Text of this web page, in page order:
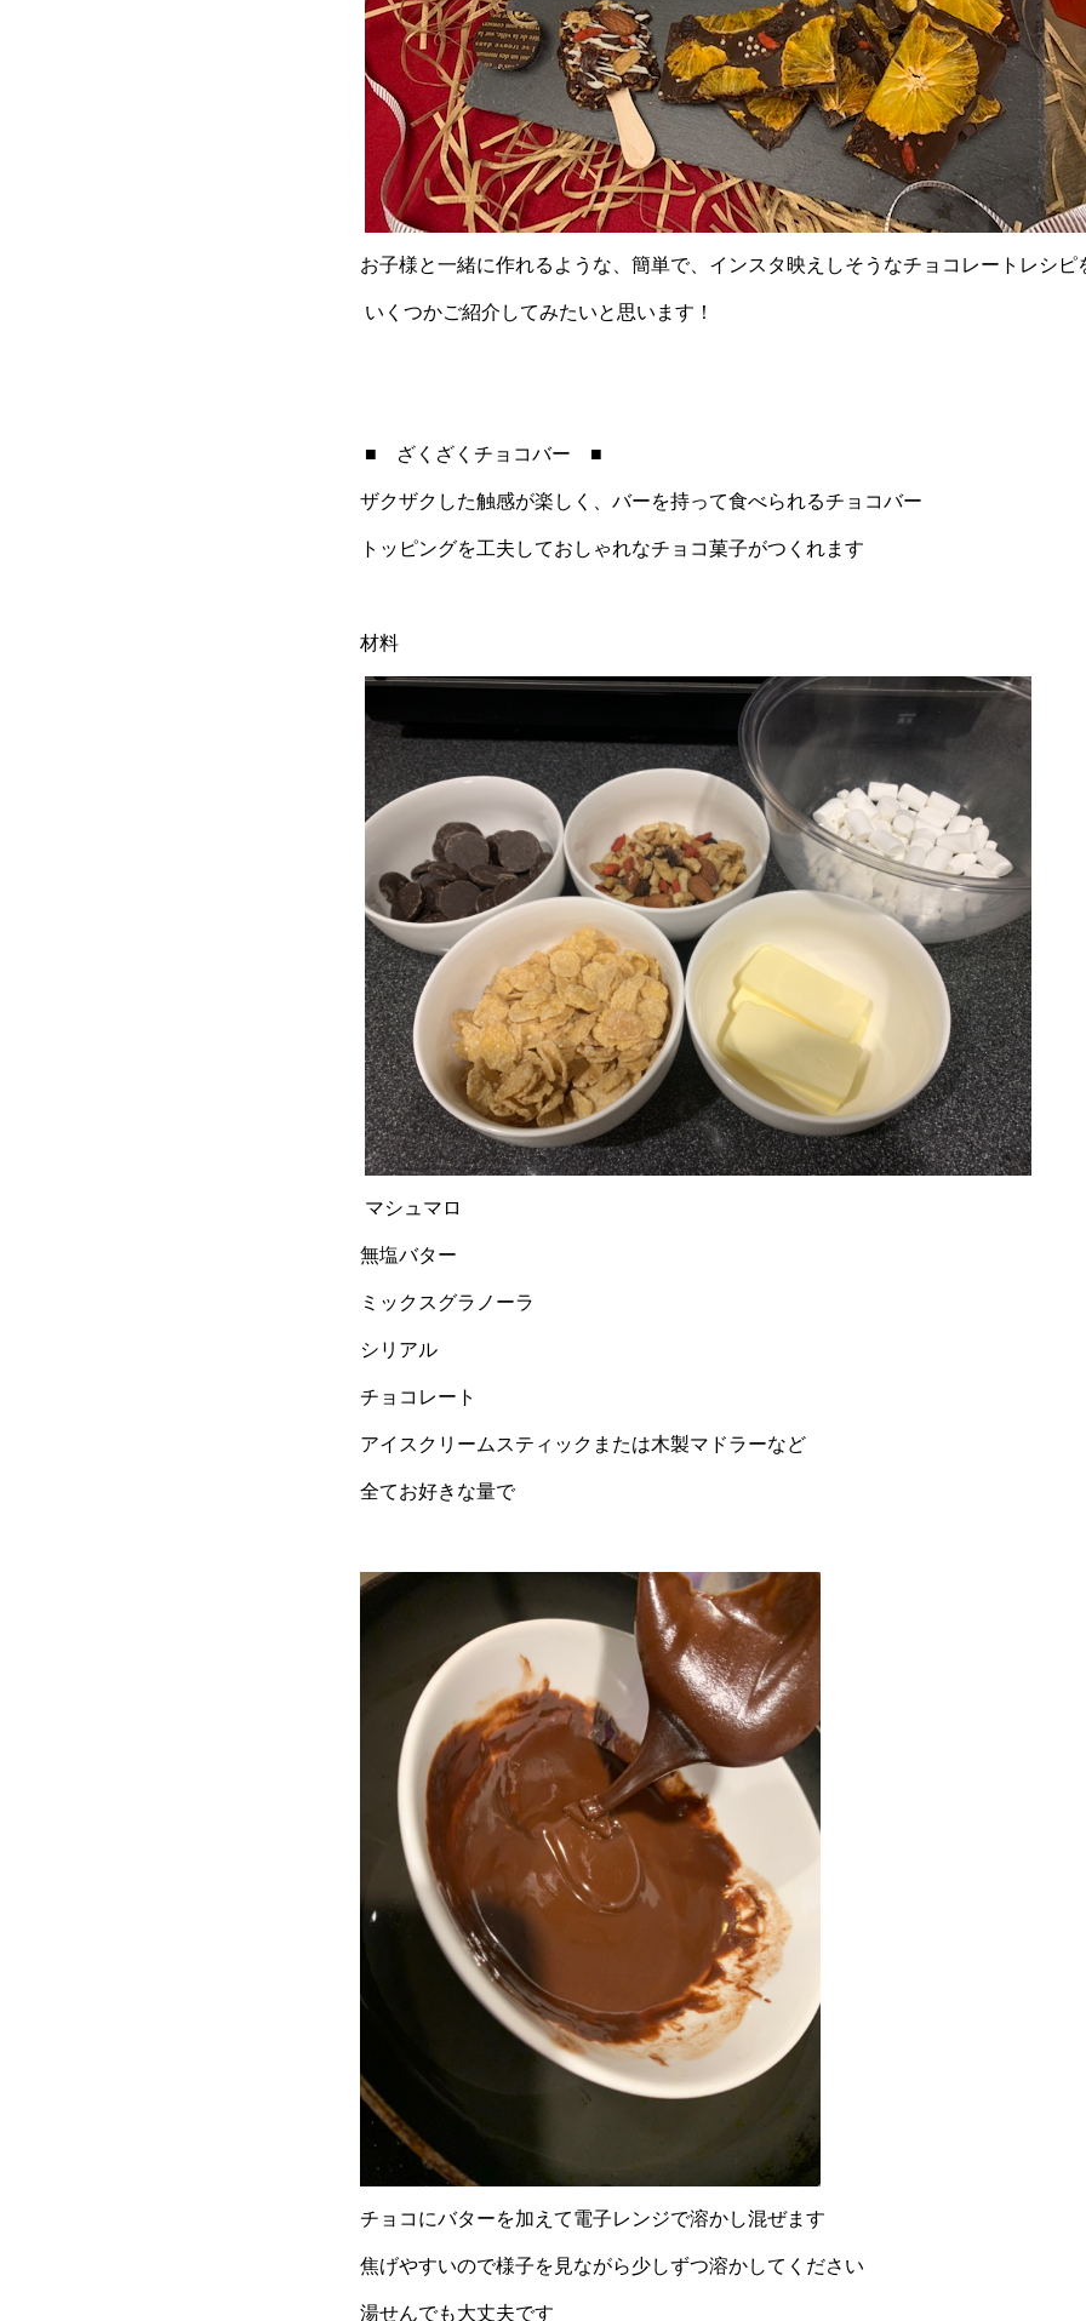
お子様と一緒に作れるような、簡単で、インスタ映えしそうなチョコレートレシピ
いくつかご紹介してみたいと思います！
■ ざくざくチョコバー ■
ザクザクした触感が楽しく、バーを持って食べられるチョコバー
トッピングを工夫しておしゃれなチョコ菓子がつくれます
材料
マシュマロ
無塩バター
ミックスグラノーラ
シリアル
チョコレート
アイスクリームスティックまたは木製マドラーなど
全てお好きな量で
チョコにバターを加えて電子レンジで溶かし混ぜます
焦げやすいので様子を見ながら少しずつ溶かしてください
湯せんでも大丈夫です